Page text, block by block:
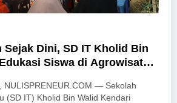
Sejak Dini, SD IT Kholid Bin
Siswa di Agrowisata
NULISPRENEUR.COM — Sekolah
(SD IT) Kholid Bin Walid Kendari